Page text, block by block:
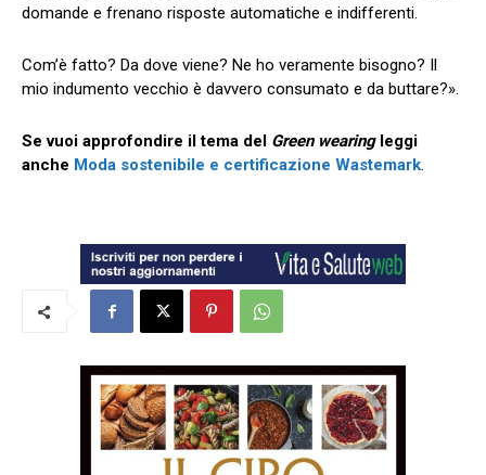
domande e frenano risposte automatiche e indifferenti.
Com’è fatto? Da dove viene? Ne ho veramente bisogno? Il
mio indumento vecchio è davvero consumato e da buttare?».
Se vuoi approfondire il tema del Green wearing leggi
anche Moda sostenibile e certificazione Wastemark.